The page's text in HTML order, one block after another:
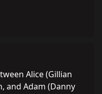
Alice (Gillian
and Adam (Danny